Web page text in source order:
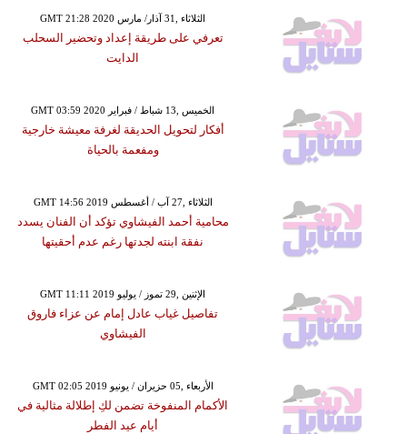
GMT 21:28 2020 الثلاثاء ,31 آذار/ مارس
تعرفي على طريقة إعداد وتحضير السحلب
الدايت
GMT 03:59 2020 الخميس ,13 شباط / فبراير
أفكار لتحويل الحديقة لغرفة معيشة خارجية
ومفعمة بالحياة
GMT 14:56 2019 الثلاثاء ,27 آب / أغسطس
محامية أحمد الفيشاوي تؤكد أن الفنان يسدد
نفقة ابنته لجدتها رغم عدم أحقيتها
GMT 11:11 2019 الإثنين ,29 تموز / يوليو
تفاصيل غياب عادل إمام عن عزاء فاروق
الفيشاوي
GMT 02:05 2019 الأربعاء ,05 حزيران / يونيو
الأكمام المنفوخة تضمن لكِ إطلالة مثالية في
أيام عيد الفطر